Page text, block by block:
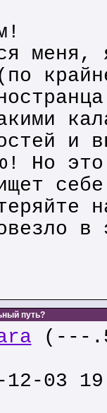
меня,
и
Но
путь?
(---
03